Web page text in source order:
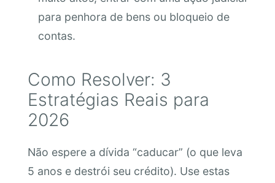
para penhora de bens ou bloqueio de
contas.
Como Resolver: 3
Estratégias Reais para
2026
Não espere a dívida “caducar” (o que leva
5 anos e destrói seu crédito). Use estas